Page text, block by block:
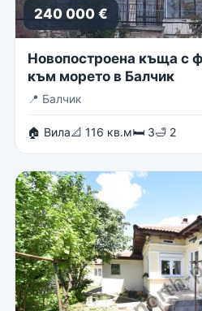
240 000 €
Новопостроена къща с
към морето в Балчик
📍 Балчик
🏠 Вила📐 116 кв.м🛏 3🛁 2